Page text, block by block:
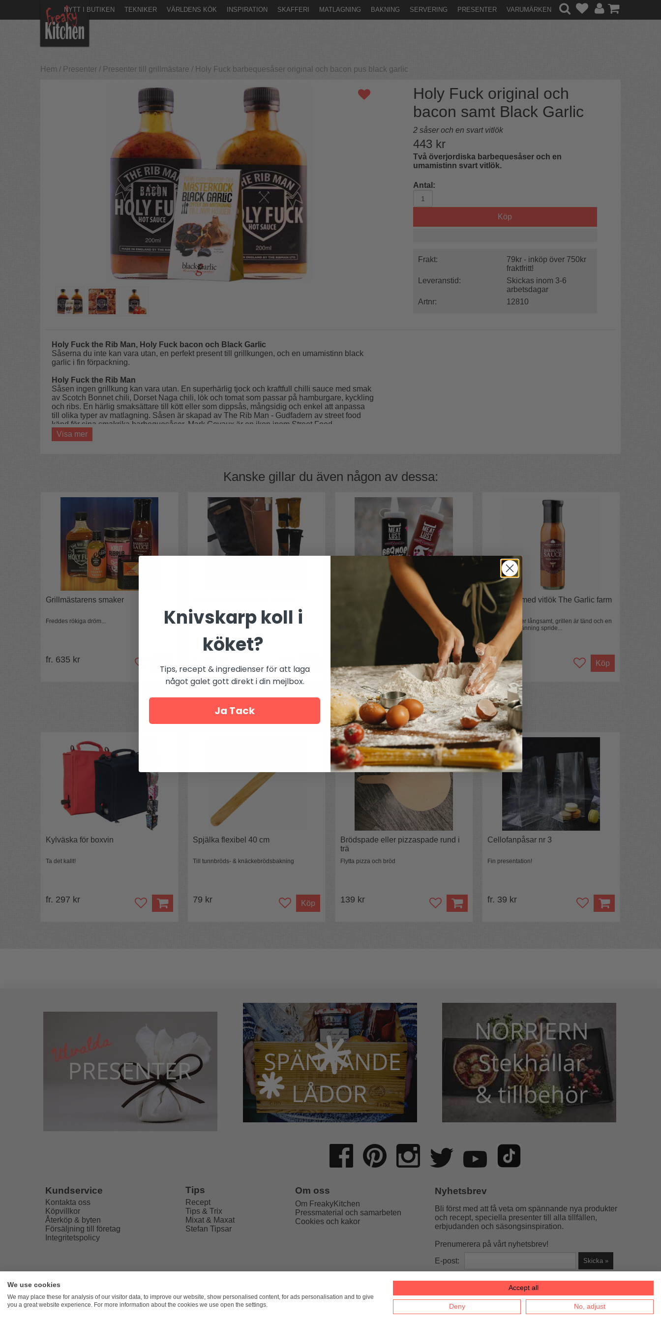
NYTT I BUTIKEN TEKNIKER VÄRLDENS KÖK INSPIRATION SKAFFERI MATLAGNING BAKNING SERVERING PRESENTER VARUMÄRKEN
Hem / Presenter / Presenter till grillmästare / Holy Fuck barbequesåser original och bacon pus black garlic
Holy Fuck original och
bacon samt Black Garlic
2 såser och en svart vitlök
443 kr
Två överjordiska barbequesåser och en
umamistinn svart vitlök.
Antal:
Köp
Frakt:
79kr - inköp över 750kr
fraktfritt!
Leveranstid:
Skickas inom 3-6
arbetsdagar
Artnr:
12810
Holy Fuck the Rib Man, Holy Fuck bacon och Black Garlic
Såserna du inte kan vara utan, en perfekt present till grillkungen, och en umamistinn black
garlic i fin förpackning.
Holy Fuck the Rib Man
Såsen ingen grillkung kan vara utan. En superhärlig tjock och kraftfull chilli sauce med smak
av Scotch Bonnet chili, Dorset Naga chili, lök och tomat som passar på hamburgare, kyckling
och ribs. En härlig smaksättare till kött eller som dippsås, mångsidig och enkel att anpassa
till olika typer av matlagning. Såsen är skapad av The Rib Man - Gudfadern av street food
känd för sina smakrika barbequesåser. Mark Gevaux är en ikon inom Street Food.
Mer info här!
Barbequesåsen som får dina burgare och biffar att smaka fantastiskt!
Mer info HÄR!
Black Garlic
En hel fermenterad svart vitlök i påse.
Om du inte testat svart vitlök innan är det dags.
Vanlig vit vitlök som helt naturligt fått fermentera under flera månader till en eftertraktad
ingrediens på topprestauranger världen över.
Mer info HÄR!
Visa mer
Kanske gillar du även någon av dessa:
Grillmästarens smaker
Freddes rökiga dröm...
fr. 635 kr
Skyddande slitvargar
Två grillfavoriter från Meat Lust
Best of Meat Lust
BBQ-sås med vitlök The Garlic farm
"Solen sjunker långsamt, grillen är tänd och en
känsla av spänning spride...
110 kr Köp
Andra köpte även
Kylväska för boxvin
Ta det kallt!
fr. 297 kr
Spjälka flexibel 40 cm
Till tunnbröds- & knäckebrödsbakning
79 kr Köp
Brödspade eller pizzaspade rund i
trä
Flytta pizza och bröd
139 kr
Cellofanpåsar nr 3
Fin presentation!
fr. 39 kr
Kundservice
Kontakta oss
Köpvillkor
Återköp & byten
Försäljning till företag
Integritetspolicy
Tips
Recept
Tips & Trix
Mixat & Maxat
Stefan Tipsar
Om oss
Om FreakyKitchen
Pressmaterial och samarbeten
Cookies och kakor
Nyhetsbrev
Bli först med att få veta om spännande nya produkter
och recept, speciella presenter till alla tillfällen,
erbjudanden och säsongsinspiration.
Prenumerera på vårt nyhetsbrev!
E-post:
FreakyKitchen hello@freakykitchen.se Telefon: 076-217 78 58 (mejla helst)
We use cookies
We may place these for analysis of our visitor data, to improve our website, show personalised content, for ads personalisation and to give
you a great website experience. For more information about the cookies we use open the settings.
Accept all
Deny No, adjust
Knivskarp koll i
köket?
Tips, recept & ingredienser för att laga
något galet gott direkt i din mejlbox.
Ja Tack